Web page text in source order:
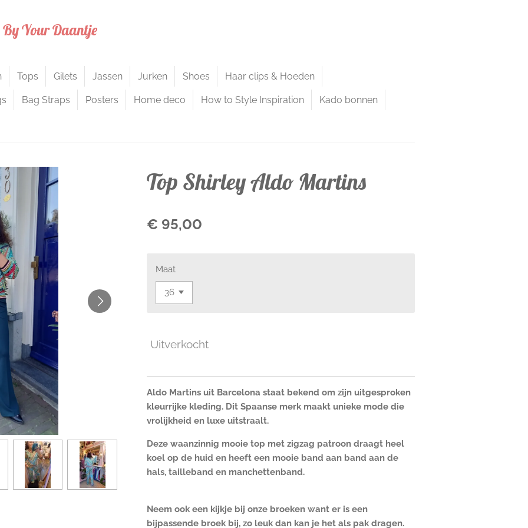
By Your Daantje
Tops Gilets Jassen Jurken Shoes Haar clips & Hoeden
Bag Straps Posters Home deco How to Style Inspiration Kado bonnen
Top Shirley Aldo Martins
€ 95,00
Maat
Uitverkocht
Aldo Martins uit Barcelona staat bekend om zijn uitgesproken
kleurrijke kleding. Dit Spaanse merk maakt unieke mode die
vrolijkheid en luxe uitstraalt.
Deze waanzinnig mooie top met zigzag patroon draagt heel
koel op de huid en heeft een mooie band aan band aan de
hals, tailleband en manchettenband.
Neem ook een kijkje bij onze broeken want er is een
bijpassende broek bij, zo leuk dan kan je het als pak dragen.